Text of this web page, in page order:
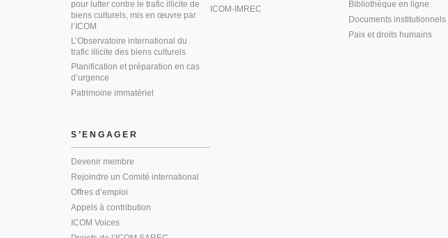
pour lutter contre le trafic illicite de
biens culturels, mis en œuvre par
l’ICOM
L’Observatoire international du
trafic illicite des biens culturels
Planification et préparation en cas
d’urgence
Patrimoine immatériel
ICOM-IMREC
Bibliothèque en ligne
Documents institutionnels
Paix et droits humains
S’ENGAGER
Devenir membre
Rejoindre un Comité international
Offres d’emploi
Appels à contribution
ICOM Voices